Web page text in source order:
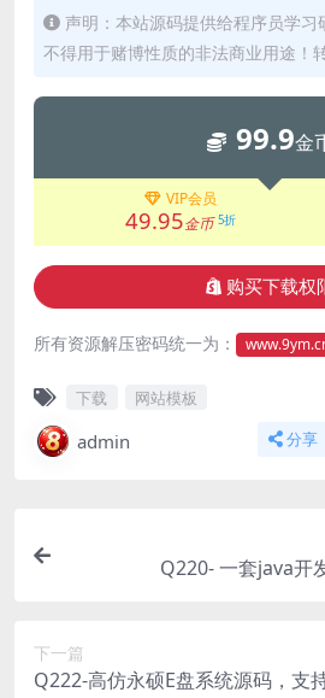
声明：本站源码提供给程序员学习
不得用于赌博性质的非法商业用途！
99.9金
VIP会员
49.95金币 5折
购买下载权
所有资源解压密码统一为：
下载 网站模板
admin 分享
Q220- 一套java开
下一篇
Q222-高仿永硕E盘系统源码，支